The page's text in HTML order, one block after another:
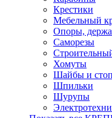
Крестики
Мебельный
Опоры,
Саморезы
Хомуты
Шайбы и
Шпильки
Шурупы